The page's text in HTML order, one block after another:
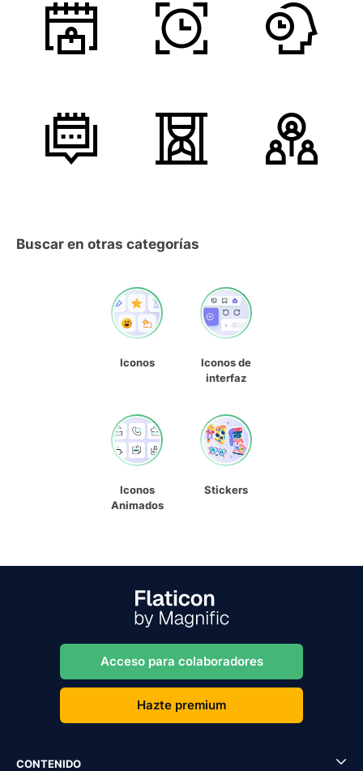
Buscar en otras categorías
Iconos
Iconos de
interfaz
Iconos
Animados
Stickers
Acceso para colaboradores
Hazte premium
CONTENIDO